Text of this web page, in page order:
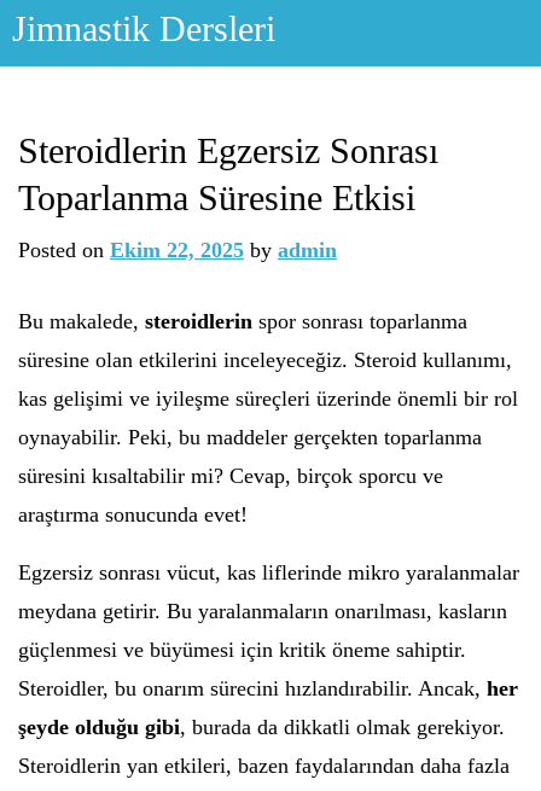
Skip
Jimnastik Dersleri
Steroidlerin Egzersiz Sonrası
Toparlanma Süresine Etkisi
Posted on Ekim 22, 2025 by admin
Bu makalede, steroidlerin spor sonrası toparlanma
süresine olan etkilerini inceleyeceğiz. Steroid kullanımı,
kas gelişimi ve iyileşme süreçleri üzerinde önemli bir rol
oynayabilir. Peki, bu maddeler gerçekten toparlanma
süresini kısaltabilir mi? Cevap, birçok sporcu ve
araştırma sonucunda evet!
Egzersiz sonrası vücut, kas liflerinde mikro yaralanmalar
meydana getirir. Bu yaralanmaların onarılması, kasların
güçlenmesi ve büyümesi için kritik öneme sahiptir.
Steroidler, bu onarım sürecini hızlandırabilir. Ancak, her
şeyde olduğu gibi, burada da dikkatli olmak gerekiyor.
Steroidlerin yan etkileri, bazen faydalarından daha fazla